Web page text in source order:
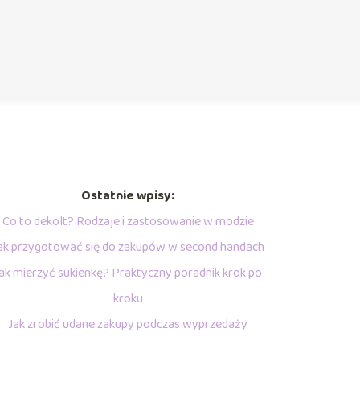
Ostatnie wpisy:
Co to dekolt? Rodzaje i zastosowanie w modzie
przygotować się do zakupów w second handach
mierzyć sukienkę? Praktyczny poradnik krok po
kroku
Jak zrobić udane zakupy podczas wyprzedaży